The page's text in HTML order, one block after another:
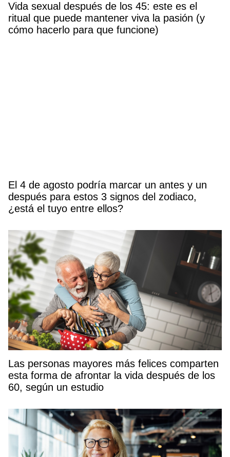
Vida sexual después de los 45: este es el
ritual que puede mantener viva la pasión (y
cómo hacerlo para que funcione)
El 4 de agosto podría marcar un antes y un
después para estos 3 signos del zodiaco,
¿está el tuyo entre ellos?
Las personas mayores más felices comparten
esta forma de afrontar la vida después de los
60, según un estudio